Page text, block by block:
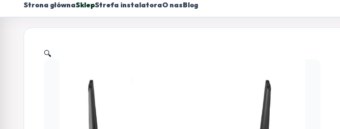
Strona głównaSklepStrefa instalatoraO nasBlog
🔍